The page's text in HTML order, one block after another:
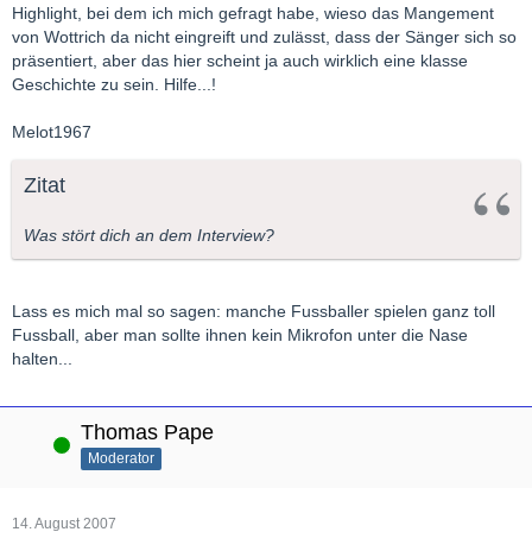
Highlight, bei dem ich mich gefragt habe, wieso das Mangement
von Wottrich da nicht eingreift und zulässt, dass der Sänger sich so
präsentiert, aber das hier scheint ja auch wirklich eine klasse
Geschichte zu sein. Hilfe...!
Melot1967
Zitat
Was stört dich an dem Interview?
Lass es mich mal so sagen: manche Fussballer spielen ganz toll
Fussball, aber man sollte ihnen kein Mikrofon unter die Nase
halten...
Online Thomas Pape
Moderator
14. August 2007